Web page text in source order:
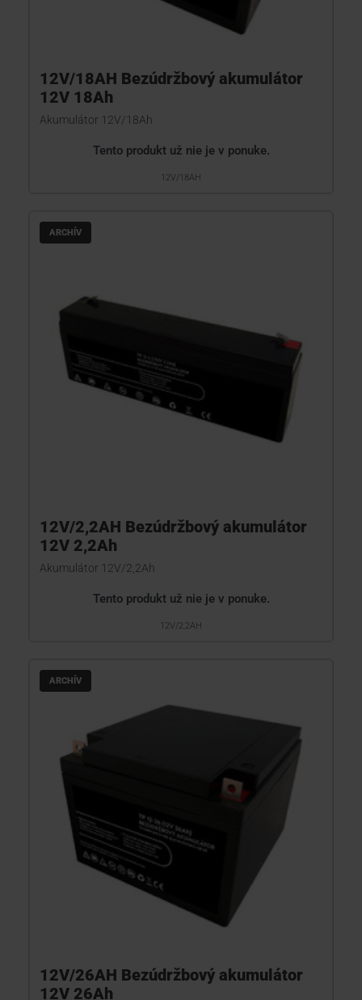
12V/18AH Bezúdržbový akumulátor
12V 18Ah
Akumulátor 12V/18Ah
Tento produkt už nie je v ponuke.
12V/18AH
ARCHÍV
12V/2,2AH Bezúdržbový akumulátor
12V 2,2Ah
Akumulátor 12V/2,2Ah
Tento produkt už nie je v ponuke.
12V/2,2AH
ARCHÍV
12V/26AH Bezúdržbový akumulátor
12V 26Ah